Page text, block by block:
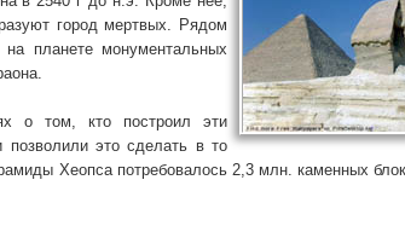
город мертвых. Рядом
планете монументальных
о том, кто построил эти
позволили это сделать в то
Хеопса потребовалось 2,3 млн. каменных